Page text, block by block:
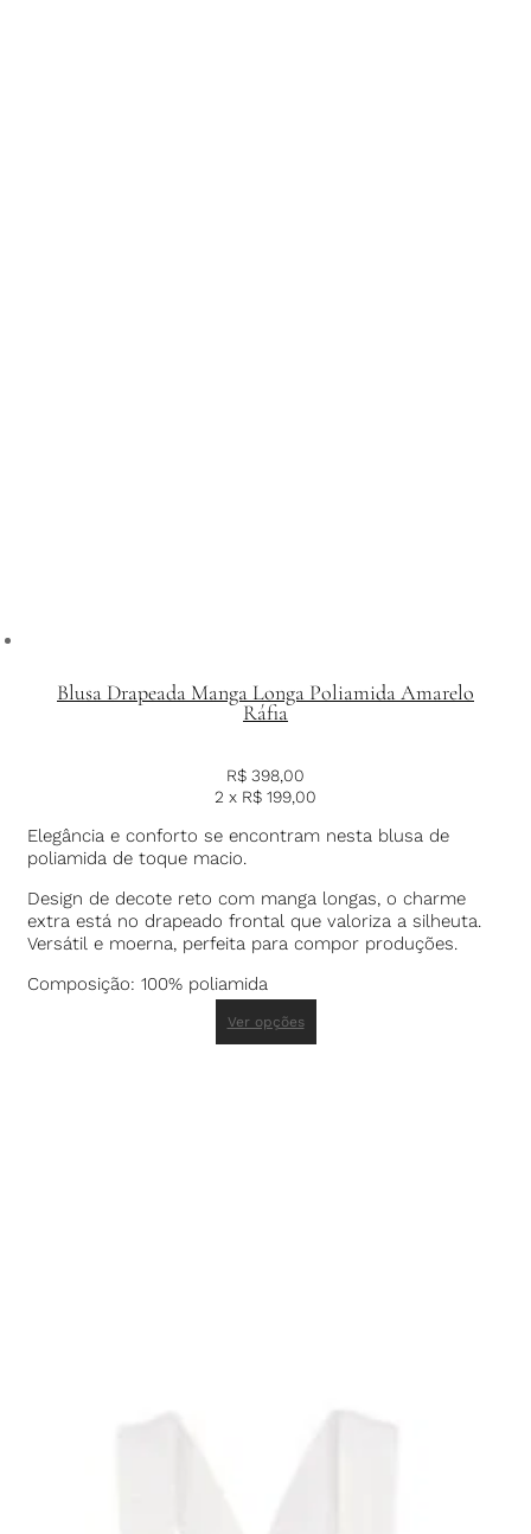
Blusa Drapeada Manga Longa Poliamida Amarelo
Ráfia
R$ 398,00
2 x R$ 199,00
Elegância e conforto se encontram nesta blusa de
poliamida de toque macio.
Design de decote reto com manga longas, o charme
extra está no drapeado frontal que valoriza a silheuta.
Versátil e moerna, perfeita para compor produções.
Composição: 100% poliamida
Ver opções